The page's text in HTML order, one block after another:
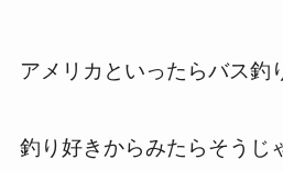
アメリカといったらバス釣
釣り好きからみたらそうじ